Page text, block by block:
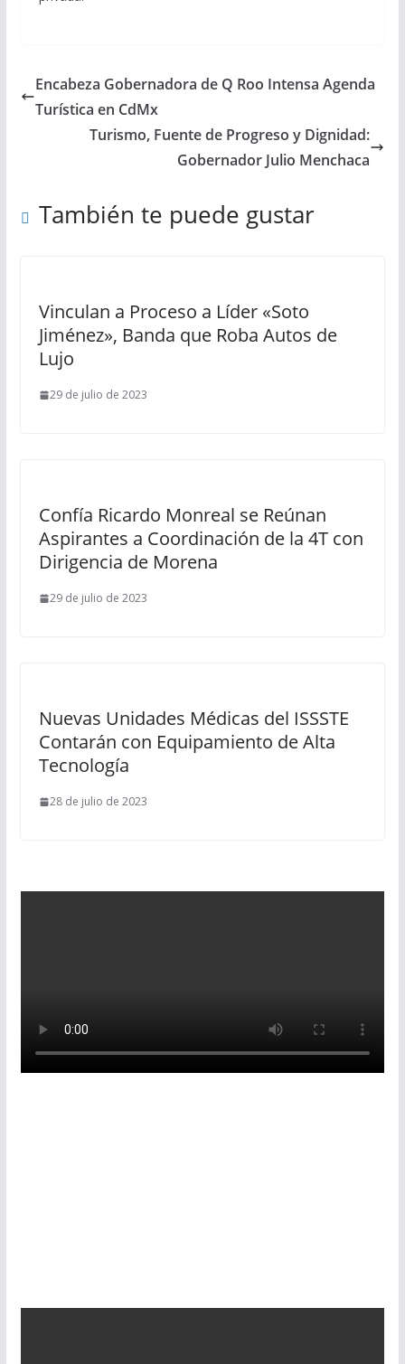
Encabeza Gobernadora de Q Roo Intensa Agenda
Turística en CdMx
Turismo, Fuente de Progreso y Dignidad:
Gobernador Julio Menchaca
También te puede gustar
Vinculan a Proceso a Líder «Soto
Jiménez», Banda que Roba Autos de
Lujo
29 de julio de 2023
Confía Ricardo Monreal se Reúnan
Aspirantes a Coordinación de la 4T con
Dirigencia de Morena
29 de julio de 2023
Nuevas Unidades Médicas del ISSSTE
Contarán con Equipamiento de Alta
Tecnología
28 de julio de 2023